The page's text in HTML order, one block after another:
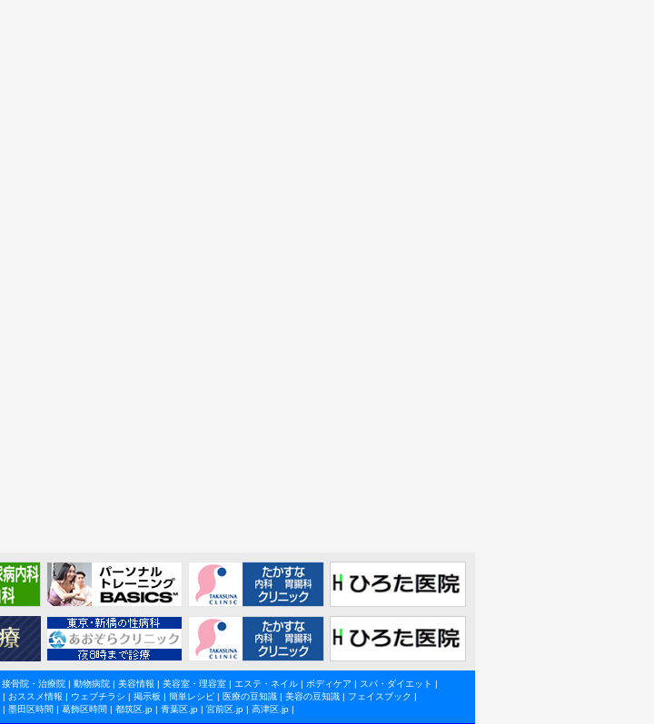
接骨院・治療院| 動物病院| 美容情報 | 美容室・理容室| エステ・ネイル| ボディケア | スパ・ダイエット |
| おススメ情報 | ウェブチラシ | 掲示板 | 簡単レシピ| 医療の豆知識| 美容の豆知識| フェイスブック |
| 墨田区時間 | 葛飾区時間 | 都筑区.jp | 青葉区.jp | 宮前区.jp | 高津区.jp |